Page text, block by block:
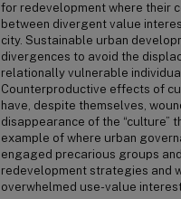
for redevelopment where their
between divergent value
city. Sustainable urban
divergences to avoid the
relationally vulnerable
Counterproductive effects of
have, despite themselves,
disappearance of the “culture”
example of where urban
engaged precarious groups
redevelopment strategies and
overwhelmed use-value